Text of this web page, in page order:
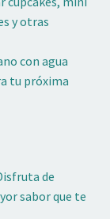
y otras
con agua
tu próxima
de
sabor que te